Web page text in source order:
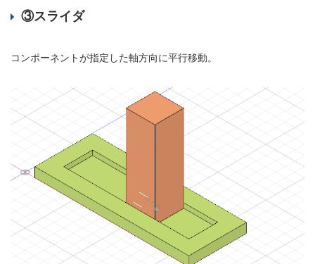
③スライダ
コンポーネントが指定した軸方向に平行移動。